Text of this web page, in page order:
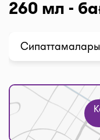
260 мл -
Сипаттамалары